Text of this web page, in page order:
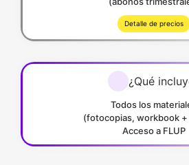
Detalle de precios
¿Qué
Todos los
(fotocopias, workbook +
Acceso a FLUP